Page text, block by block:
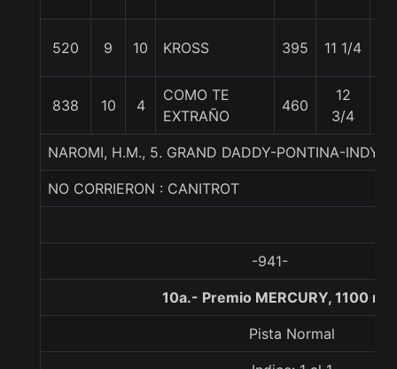
520 9 10 KROSS 395 11 1/4
838 10 4
COMO TE
EXTRAÑO
460
12
3/4
NAROMI, H.M., 5. GRAND DADDY-PONTINA-INDY
NO CORRIERON : CANITROT
-941-
10a.- Premio MERCURY, 1100
Pista Normal